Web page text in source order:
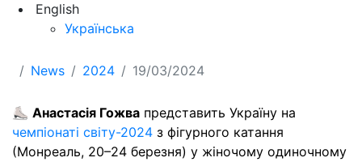
English
Українська
News 2024 19/03/2024
⛸ Анастасія Гожва представить Україну на
чемпіонаті світу-2024 з фігурного катання
(Монреаль, 20–24 березня) у жіночому одиночному